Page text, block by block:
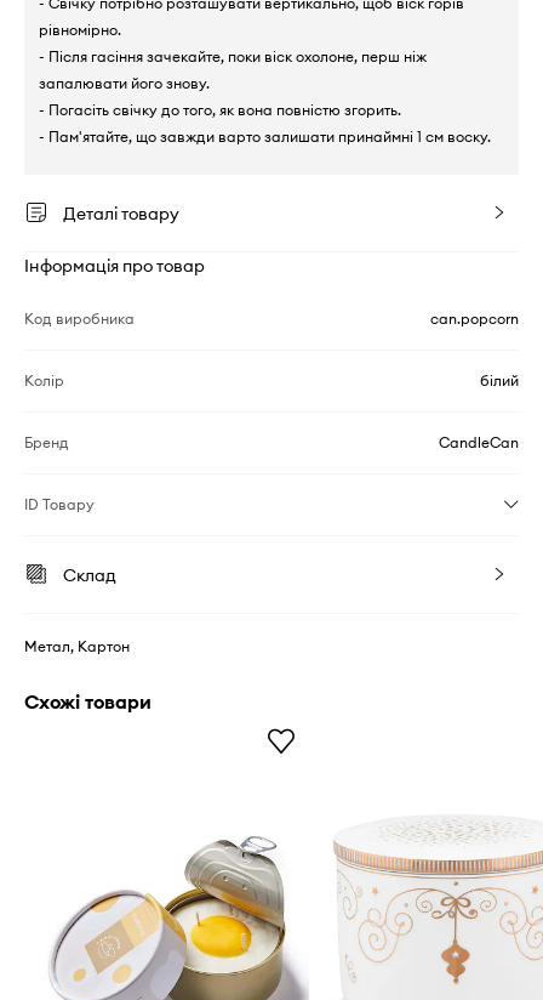
рівномірно.
- Після гасіння зачекайте, поки віск охолоне, перш ніж
запалювати його знову.
- Погасіть свічку до того, як вона повністю згорить.
- Пам'ятайте, що завжди варто залишати принаймні 1 см воску.
Деталі товару
Інформація про товар
Код виробника can.popcorn
Колір білий
Бренд CandleCan
ID Товару
Склад
Метал, Картон
Схожі товари